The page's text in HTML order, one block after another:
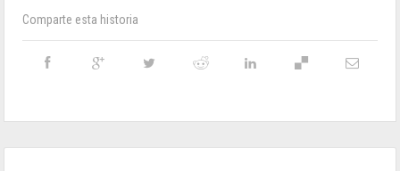
Comparte esta historia